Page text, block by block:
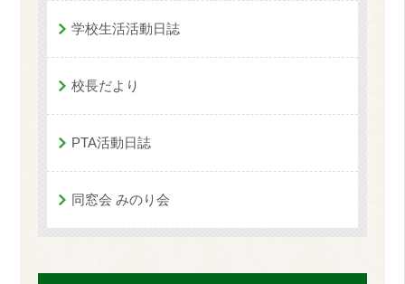
学校生活活動日誌
校長だより
PTA活動日誌
同窓会 みのり会